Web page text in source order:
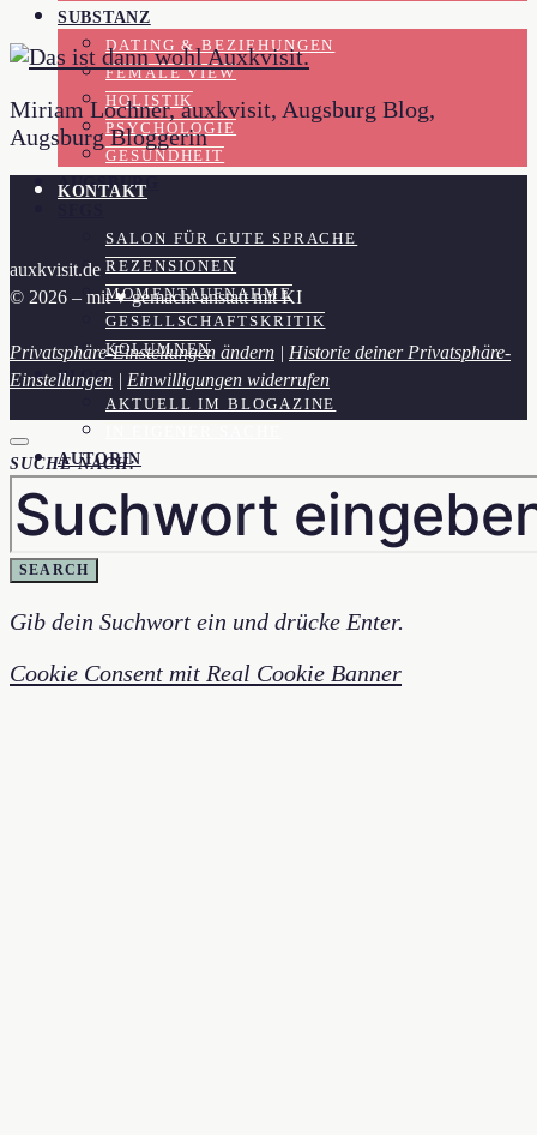
SUBSTANZ
DATING & BEZIEHUNGEN
FEMALE VIEW
HOLISTIK
PSYCHOLOGIE
GESUNDHEIT
AUGSBURG
SALON FÜR GUTE SPRACHE
REZENSIONEN
MOMENTAUFNAHME
GESELLSCHAFTSKRITIK
KOLUMNEN
BLOG
AKTUELL IM BLOGAZINE
AUTORIN
Miriam Lochner, auxkvisit, Augsburg Blog,
Augsburg Bloggerin
KONTAKT
auxkvisit.de
© 2026 – mit ♥︎ gemacht anstatt mit KI
Privatsphäre-Einstellungen ändern | Historie deiner Privatsphäre-
Einstellungen | Einwilligungen widerrufen
SUCHE NACH:
SEARCH
Gib dein Suchwort ein und drücke Enter.
Cookie Consent mit Real Cookie Banner